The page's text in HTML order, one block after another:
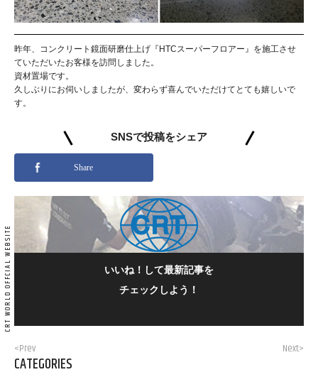
昨年、コンクリート鏡面研磨仕上げ『HTCスーパーフロアー』を施工させ
ていただいたお客様を訪問しました。
資材置場です。
久しぶりにお伺いしましたが、変わらず喜んでいただけてとても嬉しいで
す。
SNSで投稿をシェア
Share
いいね！して最新記事を
チェックしよう！
<Prev Next>
CATEGORIES